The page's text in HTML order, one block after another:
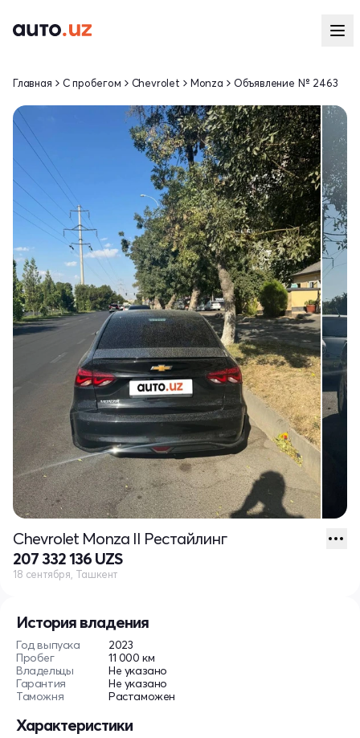
История владения
Год выпуска
2023
Пробег
11 000 км
Владельцы
Не указано
Гарантия
Не указано
Таможня
Растаможен
Характеристики
Главная С пробегом Chevrolet Monza Объявление № 2463
Chevrolet Monza II Рестайлинг
207 332 136 UZS
18 сентября, Ташкент